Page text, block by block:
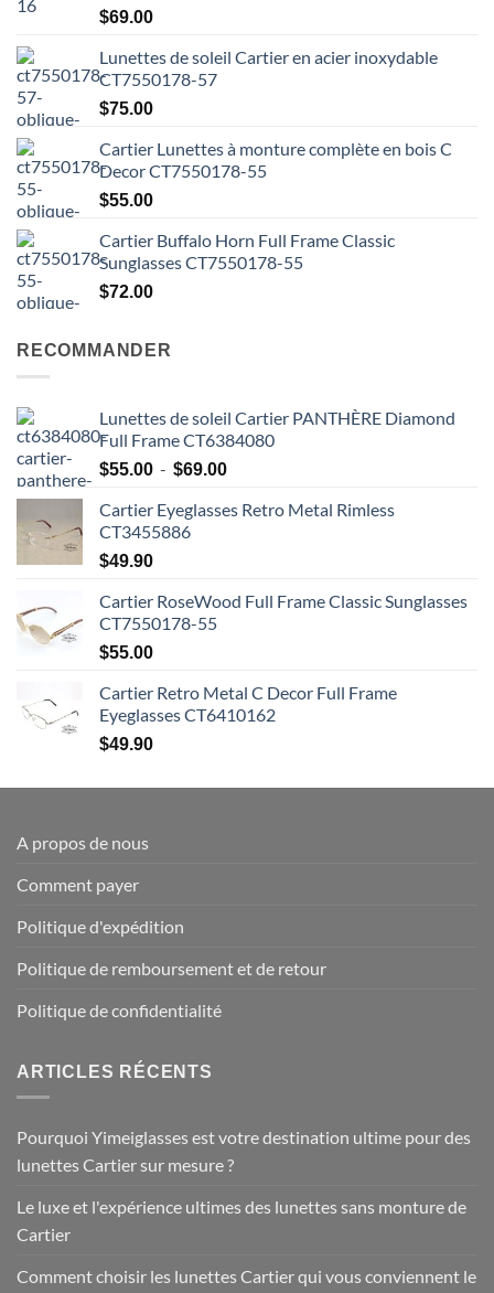
$69.00
Lunettes de soleil Cartier en acier inoxydable
CT7550178-57
$75.00
Cartier Lunettes à monture complète en bois C
Decor CT7550178-55
$55.00
Cartier Buffalo Horn Full Frame Classic
Sunglasses CT7550178-55
$72.00
RECOMMANDER
Lunettes de soleil Cartier PANTHÈRE Diamond
Full Frame CT6384080
$55.00 - $69.00Plage
prix
$69.00
Cartier Eyeglasses Retro Metal Rimless
CT3455886
$49.90
Cartier RoseWood Full Frame Classic Sunglasses
CT7550178-55
$55.00
Cartier Retro Metal C Decor Full Frame
Eyeglasses CT6410162
$49.90
A propos de nous
Comment payer
Politique d'expédition
Politique de remboursement et de retour
Politique de confidentialité
ARTICLES RÉCENTS
Pourquoi Yimeiglasses est votre destination ultime pour des
lunettes Cartier sur mesure ?
Le luxe et l'expérience ultimes des lunettes sans monture de
Cartier
Comment choisir les lunettes Cartier qui vous conviennent le